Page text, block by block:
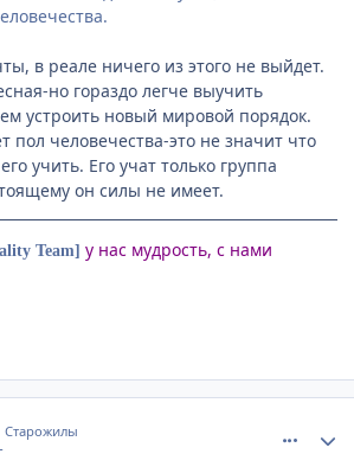
в реале ничего из этого не выйдет.
но гораздо легче выучить
устроить новый мировой порядок.
пол человечества-это не значит что
учить. Его учат только группа
он силы не имеет.
Team] у нас мудрость, с нами
Старожилы